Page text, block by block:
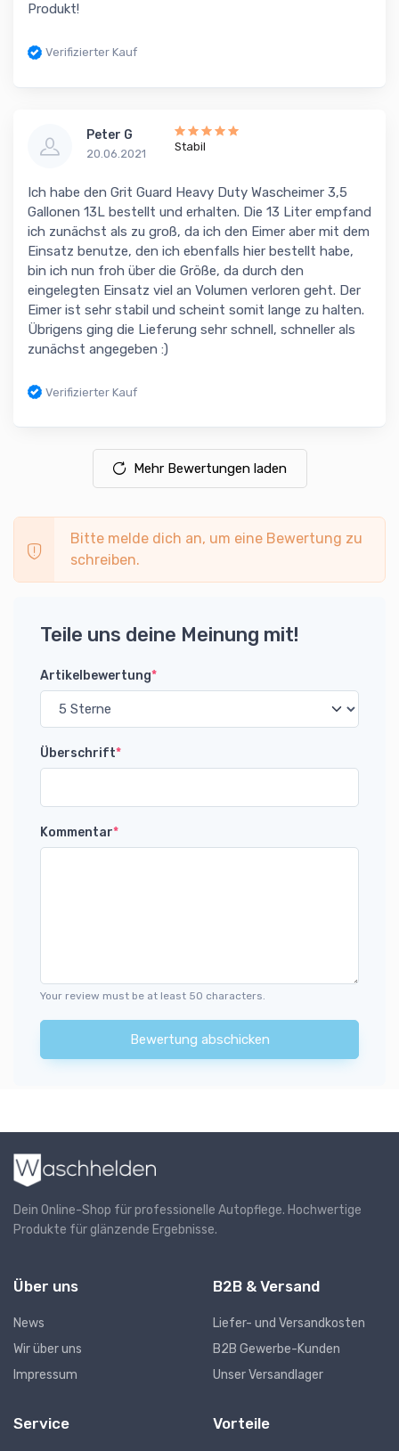
Produkt!
Verifizierter Kauf
Peter G
20.06.2021
Stabil
Ich habe den Grit Guard Heavy Duty Wascheimer 3,5
Gallonen 13L bestellt und erhalten. Die 13 Liter empfand
ich zunächst als zu groß, da ich den Eimer aber mit dem
Einsatz benutze, den ich ebenfalls hier bestellt habe,
bin ich nun froh über die Größe, da durch den
eingelegten Einsatz viel an Volumen verloren geht. Der
Eimer ist sehr stabil und scheint somit lange zu halten.
Übrigens ging die Lieferung sehr schnell, schneller als
zunächst angegeben :)
Verifizierter Kauf
Mehr Bewertungen laden
Bitte melde dich an, um eine Bewertung zu
schreiben.
Teile uns deine Meinung mit!
Artikelbewertung*
Überschrift*
Kommentar*
Your review must be at least 50 characters.
Bewertung abschicken
Dein Online-Shop für professionelle Autopflege. Hochwertige
Produkte für glänzende Ergebnisse.
Über uns
News
Wir über uns
Impressum
B2B & Versand
Liefer- und Versandkosten
B2B Gewerbe-Kunden
Unser Versandlager
Service Vorteile